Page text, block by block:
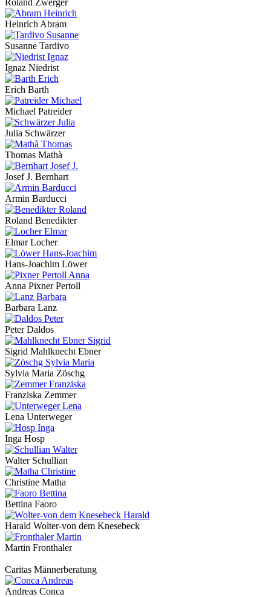
Heinrich Abram
Susanne Tardivo
Ignaz Niedrist
Erich Barth
Michael Patreider
Julia Schwärzer
Thomas Mathà
Josef J. Bernhart
Armin Barducci
Roland Benedikter
Elmar Locher
Hans-Joachim Löwer
Anna Pixner Pertoll
Barbara Lanz
Peter Daldos
Sigrid Mahlknecht Ebner
Sylvia Maria Zöschg
Franziska Zemmer
Lena Unterweger
Inga Hosp
Walter Schullian
Christine Matha
Bettina Faoro
Harald Wolter-von dem Knesebeck
Martin Fronthaler
Caritas Männerberatung
Andreas Conca